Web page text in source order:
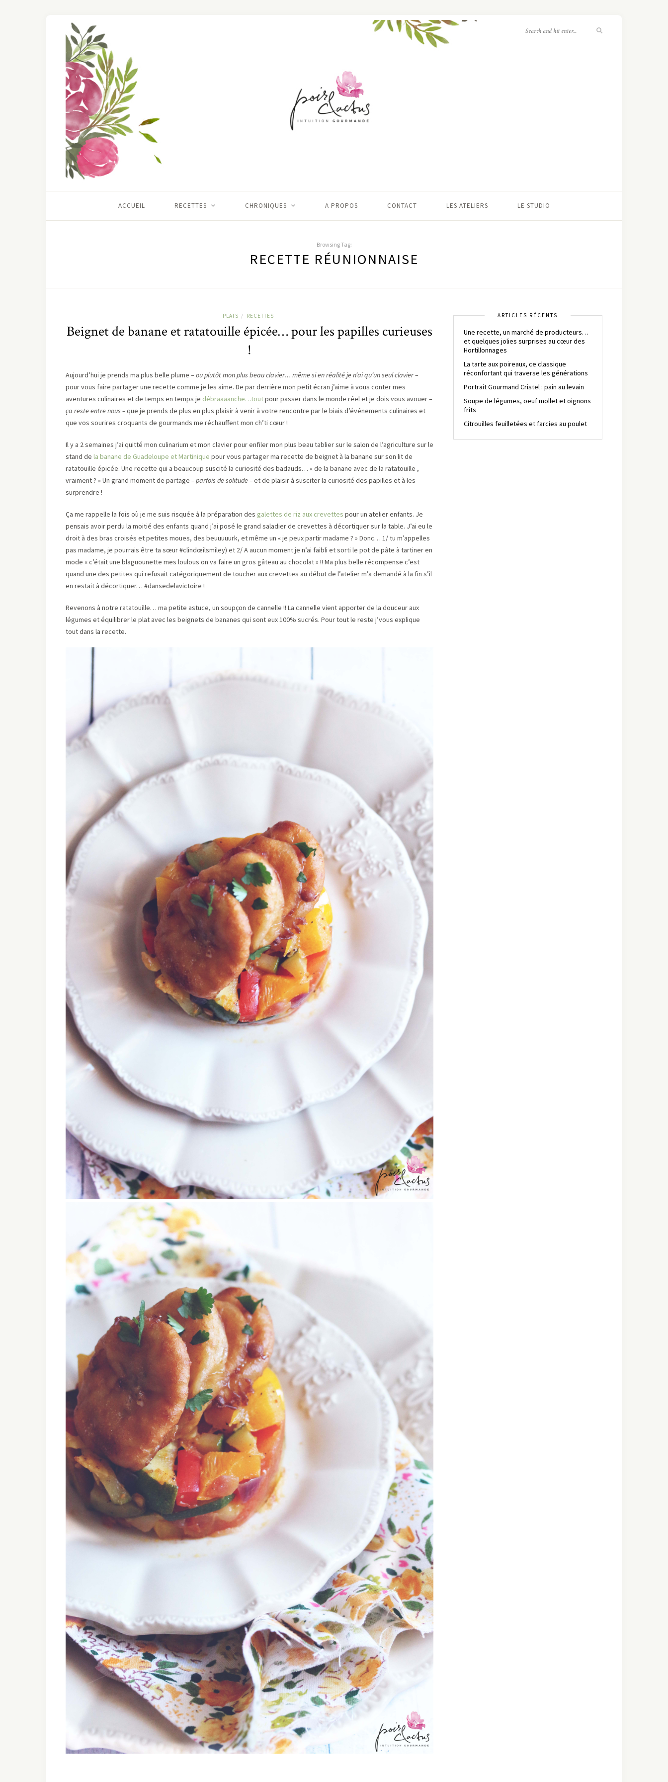
ACCUEIL RECETTES CHRONIQUES A PROPOS CONTACT LES ATELIERS LE STUDIO
Browsing Tag:
RECETTE RÉUNIONNAISE
PLATS / RECETTES
Beignet de banane et ratatouille épicée… pour les papilles curieuses
!
Aujourd’hui je prends ma plus belle plume –ou plutôt mon plus beau clavier… même si en réalité je n’ai qu’un seul clavier–
pour vous faire partager une recette comme je les aime. De par derrière mon petit écran j’aime à vous conter mes
aventures culinaires et de temps en temps je débraaaanche…toutpour passer dans le monde réel et je dois vous avouer –
ça reste entre nous –que je prends de plus en plus plaisir à venir à votre rencontre par le biais d’événements culinaires et
que vos sourires croquants de gourmands me réchauffent mon ch’ti cœur !
Il y a 2 semaines j’ai quitté mon culinarium et mon clavier pour enfiler mon plus beau tablier sur le salon de l’agriculture sur le
stand de la banane de Guadeloupe et Martinique pour vous partager ma recette de beignet à la banane sur son lit de
ratatouille épicée. Une recette qui a beaucoup suscité la curiosité des badauds… « de la banane avec de la ratatouille ,
vraiment ? » Un grand moment de partage – parfois de solitude –et de plaisir à susciter la curiosité des papilles et à les
surprendre !
Ça me rappelle la fois où je me suis risquée à la préparation des galettes de riz aux crevettes pour un atelier enfants. Je
pensais avoir perdu la moitié des enfants quand j’ai posé le grand saladier de crevettes à décortiquer sur la table. J’ai eu le
droit à des bras croisés et petites moues, des beuuuuurk, et même un « je peux partir madame ? » Donc… 1/ tu m’appelles
pas madame, je pourrais être ta sœur #clindœilsmiley) et 2/ A aucun moment je n’ai faibli et sorti le pot de pâte à tartiner en
mode « c’était une blaguounette mes loulous on va faire un gros gâteau au chocolat » !! Ma plus belle récompense c’est
quand une des petites qui refusait catégoriquement de toucher aux crevettes au début de l’atelier m’a demandé à la fin s’il
en restait à décortiquer… #dansedelavictoire !
Revenons à notre ratatouille… ma petite astuce, un soupçon de cannelle !! La cannelle vient apporter de la douceur aux
légumes et équilibrer le plat avec les beignets de bananes qui sont eux 100% sucrés. Pour tout le reste j’vous explique
tout dans la recette.
ARTICLES RÉCENTS
Une recette, un marché de producteurs…
et quelques jolies surprises au cœur des
Hortillonnages
La tarte aux poireaux, ce classique
réconfortant qui traverse les générations
Portrait Gourmand Cristel : pain au levain
Soupe de légumes, oeuf mollet et oignons
frits
Citrouilles feuilletées et farcies au poulet